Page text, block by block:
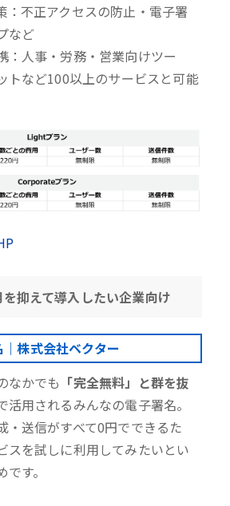
不正アクセスの防止・電子署
など
人事・労務・営業向けツー
トなど100以上のサービスと可能
抑えて導入したい企業向け
株式会社ベクター
なかでも 「完全無料」と群を抜
活用されるみんなの電子署名。
・送信がすべて0円でできるた
スを試しに利用してみたいとい
す。